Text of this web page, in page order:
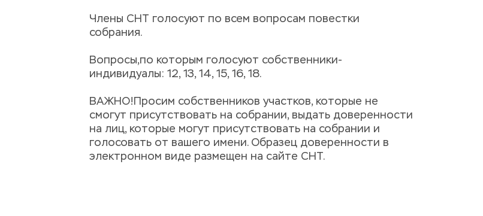
Члены СНТ голосуют по всем вопросам повестки
собрания.
Вопросы,по которым голосуют собственники-
индивидуалы: 12, 13, 14, 15, 16, 18.
ВАЖНО!Просим собственников участков, которые не
смогут присутствовать на собрании, выдать доверенности
на лиц, которые могут присутствовать на собрании и
голосовать от вашего имени. Образец доверенности в
электронном виде размещен на сайте СНТ.